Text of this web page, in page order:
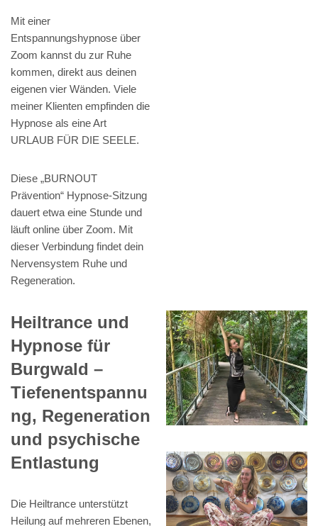
Mit einer
Entspannungshypnose über
Zoom kannst du zur Ruhe
kommen, direkt aus deinen
eigenen vier Wänden. Viele
meiner Klienten empfinden die
Hypnose als eine Art
URLAUB FÜR DIE SEELE.
Diese „BURNOUT
Prävention“ Hypnose-Sitzung
dauert etwa eine Stunde und
läuft online über Zoom. Mit
dieser Verbindung findet dein
Nervensystem Ruhe und
Regeneration.
Heiltrance und
Hypnose für
Burgwald –
Tiefenentspannu
ng, Regeneration
und psychische
Entlastung
Die Heiltrance unterstützt
Heilung auf mehreren Ebenen,